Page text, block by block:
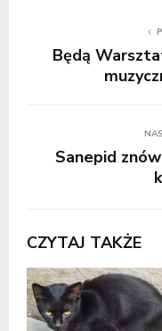
Będą
Sanepid
CZYTAJ TAKŻE